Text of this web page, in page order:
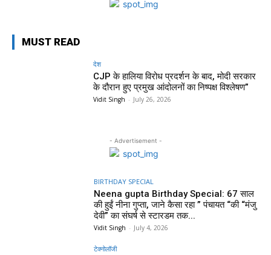
MUST READ
देश
CJP के हालिया विरोध प्रदर्शन के बाद, मोदी सरकार
के दौरान हुए प्रमुख आंदोलनों का निष्पक्ष विश्लेषण”
Vidit Singh - July 26, 2026
- Advertisement -
BIRTHDAY SPECIAL
Neena gupta Birthday Special: 67 साल
की हुईं नीना गुप्ता, जाने कैसा रहा ” पंचायत “की “मंजु
देवी” का संघर्ष से स्टारडम तक...
Vidit Singh - July 4, 2026
टेक्नोलॉजी